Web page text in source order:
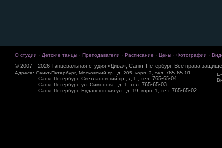
О студии · Детские танцы · Преподаватели · Расписание · Цены · Фотографии ·
© 2007—2026 Танцевальная студия «Дива», Санкт-Петербург. Все права
Адреса: Санкт-Петербург, Московский пр., д. 205, корп. 2, тел. 765-65-01
Санкт-Петербург, Светлановский пр., д.1., тел. 765-65-04
Санкт-Петербург, ул. Симонова., д. 1, тел. 765-65-03
Санкт-Петербург, Будапештская ул., д. 19, корп. 1, тел. 765-65-02